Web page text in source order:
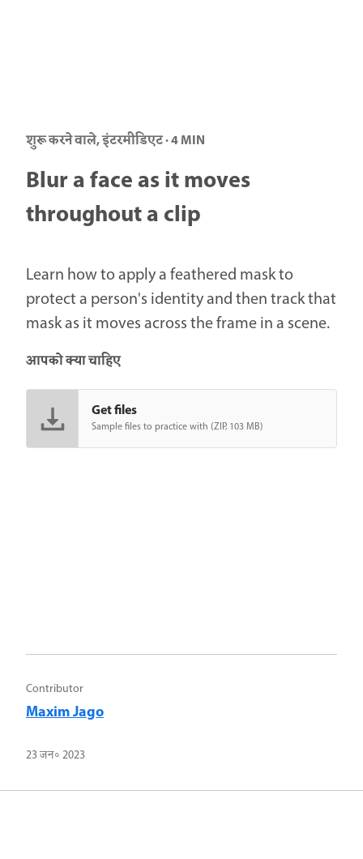
शुरू करने वाले, इंटरमीडिएट · 4 MIN
Blur a face as it moves
throughout a clip
Learn how to apply a feathered mask to
protect a person's identity and then track that
mask as it moves across the frame in a scene.
आपको क्या चाहिए
Get files
Sample files to practice with (ZIP, 103 MB)
Contributor
Maxim Jago
23 जन॰ 2023